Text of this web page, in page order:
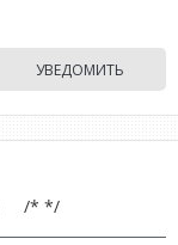
УВЕДОМИТЬ
/* */